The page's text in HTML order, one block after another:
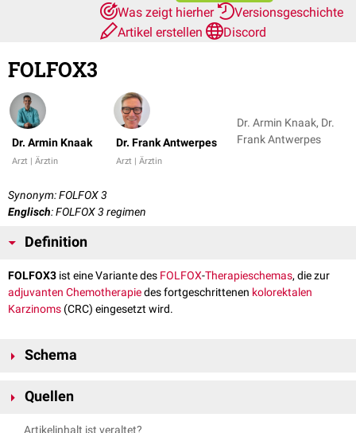
Was zeigt hierher
Versionsgeschichte
Artikel erstellen
Discord
FOLFOX3
Dr. Armin Knaak
Arzt | Ärztin
Dr. Frank Antwerpes
Arzt | Ärztin
Dr. Armin Knaak, Dr.
Frank Antwerpes
Synonym: FOLFOX 3
Englisch: FOLFOX 3 regimen
Definition
FOLFOX3 ist eine Variante des FOLFOX-Therapieschemas, die zur
adjuvanten Chemotherapiedes fortgeschrittenen kolorektalen
Karzinoms (CRC) eingesetzt wird.
Schema
Zyklen nach folgendem Schema verabreicht:
Therapietag 1
Quellen
de Gramont A, Tournigand C, Louvet C, André T, Molitor JL,
Artikelinhalt ist veraltet?